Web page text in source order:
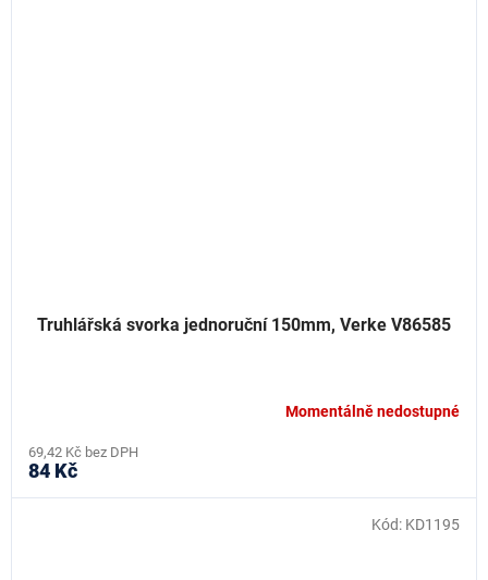
Truhlářská svorka jednoruční 150mm, Verke V86585
Momentálně nedostupné
69,42 Kč bez DPH
84 Kč
Kód: KD1195